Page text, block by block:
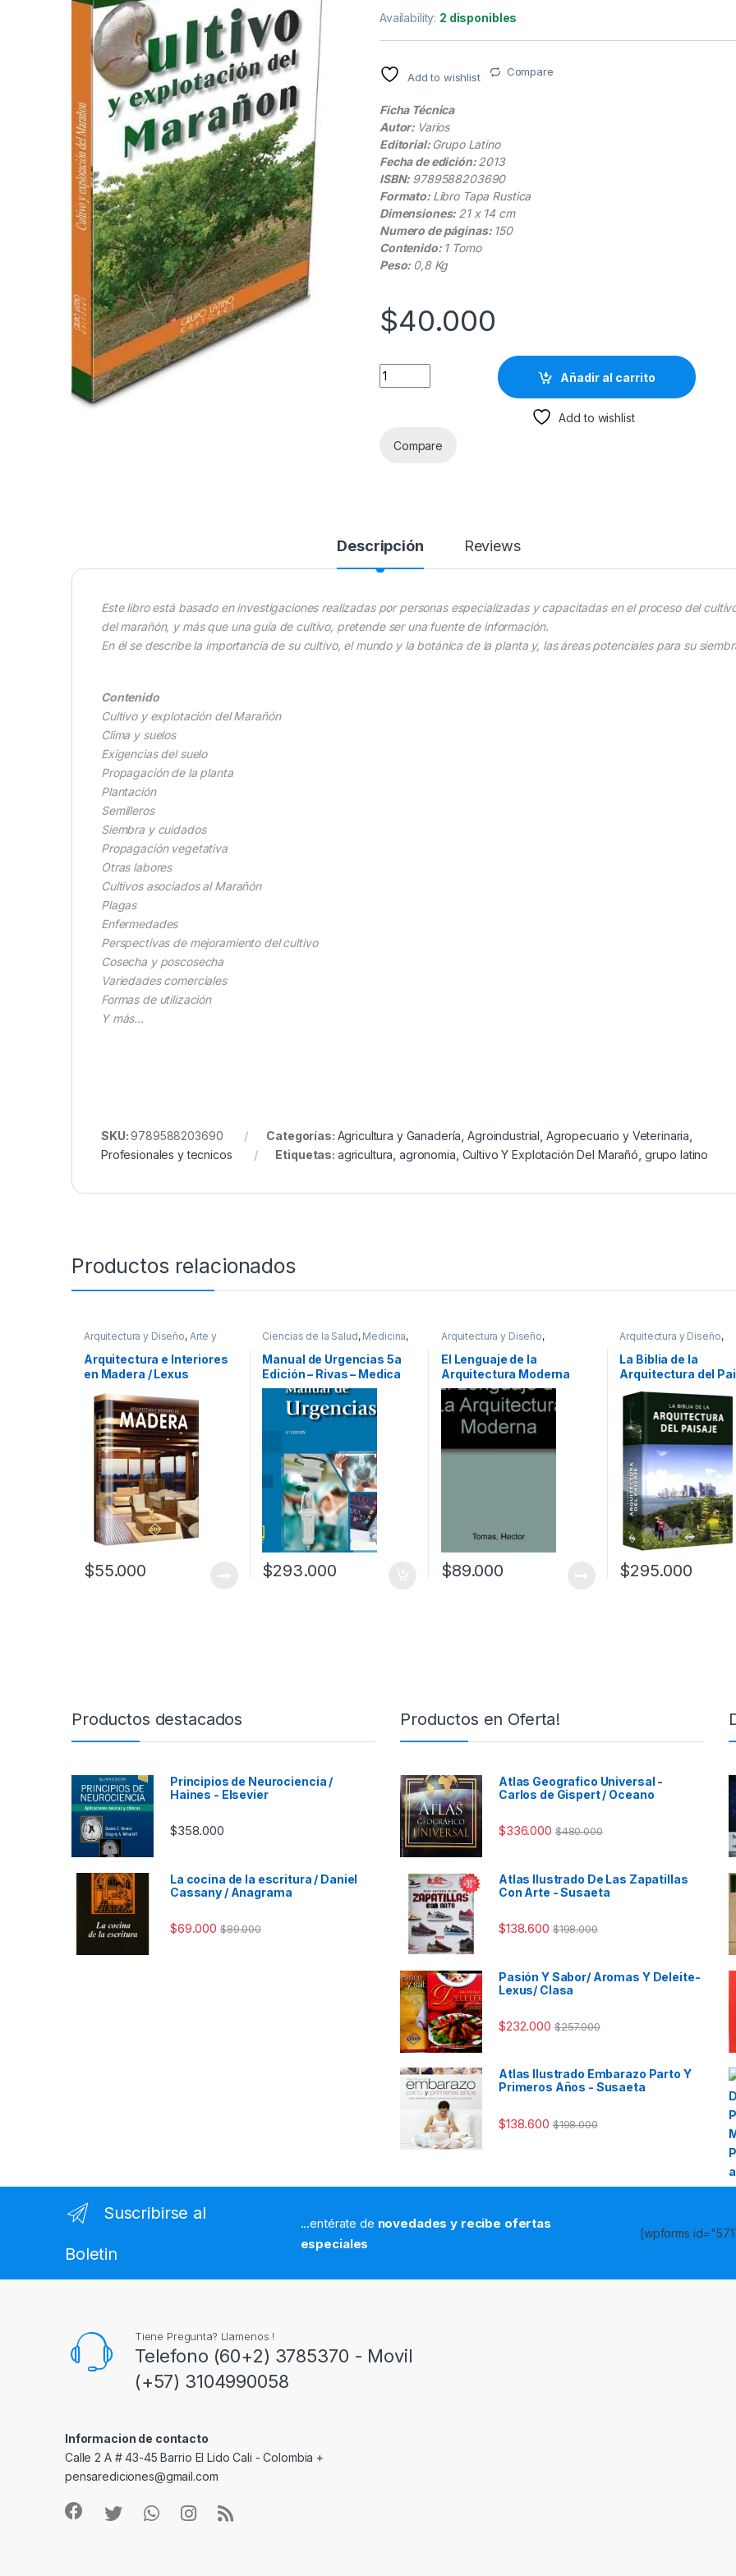
Availability: 2 disponibles
Add to wishlist Compare
Ficha Técnica
Autor: Varios
Editorial: Grupo Latino
Fecha de edición: 2013
ISBN: 9789588203690
Formato: Libro Tapa Rustica
Dimensiones: 21 x 14 cm
Numero de páginas: 150
Contenido: 1 Tomo
Peso: 0,8 Kg
$40.000
Cultivo Y Explotación Del Marañón - Grupo Latino quantity
Añadir al carrito
Add to wishlist
Compare
Descripción Reviews
Este libro está basado en investigaciones realizadas por personas especializadas y capacitadas en el proceso del
del marañón, y más que una guía de cultivo, pretende ser una fuente de información.
En él se describe la importancia de su cultivo, el mundo y la botánica de la planta y, las áreas potenciales para su
Contenido
Cultivo y explotación del Marañón
Clima y suelos
Exigencias del suelo
Propagación de la planta
Plantación
Semilleros
Siembra y cuidados
Propagación vegetativa
Otras labores
Cultivos asociados al Marañón
Plagas
Enfermedades
Perspectivas de mejoramiento del cultivo
Cosecha y poscosecha
Variedades comerciales
Formas de utilización
Y más…
SKU:9789588203690 Categorías: Agricultura y Ganadería ,Agroindustrial Agropecuario y Veterinaria
Profesionales y tecnicos
Etiquetas: agricultura ,agronomia Cultivo Y Explotación Del Marañó grupo latino
Productos relacionados
Arquitectura y Diseño, Arte y
Afines
Diseño
Profesionales y tecnicos
Arquitectura e Interiores
en Madera / Lexus
$55.000
Ciencias de la Salud, Medicina,
Manual de Urgencias 5a
Edición – Rivas – Medica
Panamericana
$293.000
Arquitectura y Diseño,
Arquitectura y Urbanismo
Diseño,Profesionales y
tecnicos
El Lenguaje de la
Arquitectura Moderna
$89.000
Arquitectura y Diseño,
Arquitectura y
Afines,Decoración
y Muebles ,Diseño
General,Ofertas ,
La Biblia de la
Arquitectura del
Francesc Zamora
Julio Fajardo /
$295.000
Productos destacados
Principios de Neurociencia /
Haines - Elsevier
$358.000
La cocina de la escritura / Daniel
Cassany / Anagrama
$69.000 $89.000
Productos en Oferta!
Atlas Geografico Universal -
Carlos de Gispert / Oceano
$336.000 $480.000
Atlas Ilustrado De Las Zapatillas
Con Arte - Susaeta
$138.600 $198.000
Pasión Y Sabor/ Aromas Y Deleite-
Lexus/ Clasa
$232.000 $257.000
Atlas Ilustrado Embarazo Parto Y
Primeros Años - Susaeta
$138.600 $198.000
Suscribirse al
Boletin
...entérate de novedades y recibe ofertas
especiales
[wpforms
Tiene Pregunta? Llamenos !
Telefono (60+2) 3785370 - Movil
(+57) 3104990058
Informacion de contacto
Calle 2 A # 43-45 Barrio El Lido Cali - Colombia +
pensarediciones@gmail.com